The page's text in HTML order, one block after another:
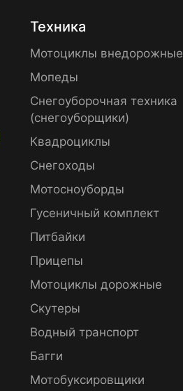
Техника
Мотоциклы внедорожные
Мопеды
Снегоуборочная техника
(снегоуборщики)
Квадроциклы
Снегоходы
Мотосноуборды
Гусеничный комплект
Питбайки
Прицепы
Мотоциклы дорожные
Скутеры
Водный транспорт
Багги
Мотобуксировщики